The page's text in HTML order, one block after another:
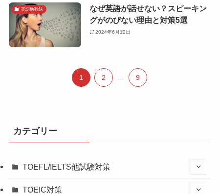
英語勉強法
なぜ英語が話せない？スピーキン
グがのびない理由と対策5選
2024年6月12日
1 2 9
カテゴリー
TOEFL/IELTS他試験対策
TOEIC対策